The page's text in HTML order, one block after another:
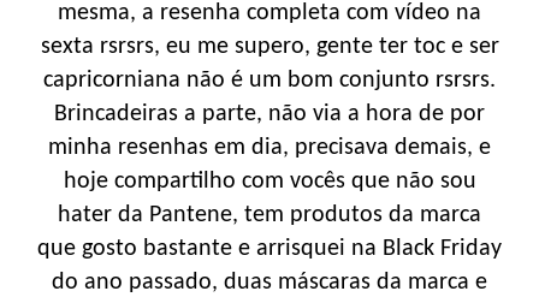
mesma, a resenha completa com vídeo na
sexta rsrsrs, eu me supero, gente ter toc e ser
capricorniana não é um bom conjunto rsrsrs.
Brincadeiras a parte, não via a hora de por
minha resenhas em dia, precisava demais, e
hoje compartilho com vocês que não sou
hater da Pantene, tem produtos da marca
que gosto bastante e arrisquei na Black Friday
do ano passado, duas máscaras da marca e